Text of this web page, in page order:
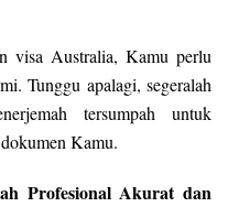
visa Australia, Kamu perlu
Tunggu apalagi, segeralah
tersumpah untuk
Kamu.
Profesional Akurat dan